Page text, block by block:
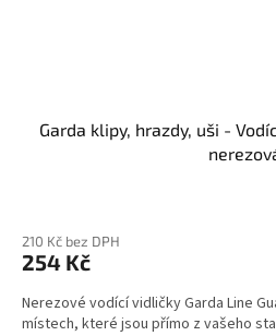
Garda klipy, hrazdy, uši -
210 Kč bez DPH
254 Kč
Nerezové vodící vidličky Garda Line
místech, které jsou přímo z vašeho